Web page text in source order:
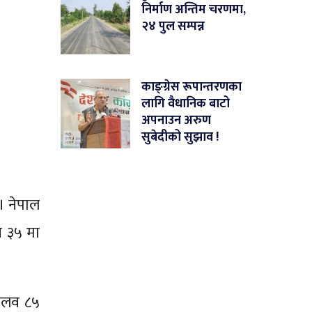
नेपाल
मा
८५
निर्माण अन्तिम चरणमा,
२४ पुल सम्पन्न
काङ्ग्रेस रूपान्तरणका
लागि वैधानिक बाटो
अपनाउन अरुण
सुबेदीको सुझाव !